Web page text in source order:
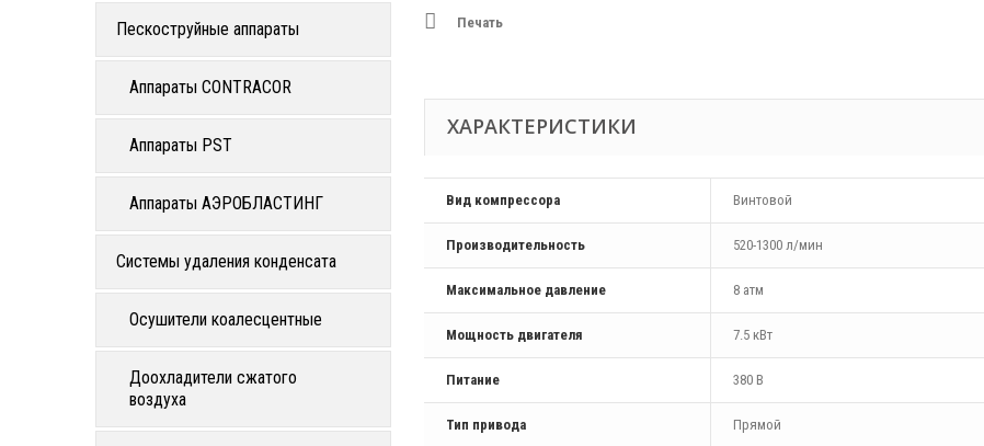
Пескоструйные аппараты
Аппараты CONTRACOR
Аппараты PST
Аппараты АЭРОБЛАСТИНГ
Системы удаления конденсата
Осушители коалесцентные
Доохладители сжатого
воздуха
Печать
ХАРАКТЕРИСТИКИ
Вид компрессора Винтовой
Производительность 520-1300 л/мин
Максимальное давление 8 атм
Мощность двигателя 7.5 кВт
Питание 380 В
Тип привода Прямой